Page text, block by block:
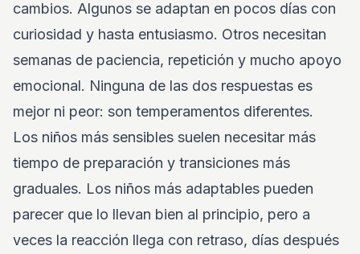
cambios. Algunos se adaptan en pocos días con
curiosidad y hasta entusiasmo. Otros necesitan
semanas de paciencia, repetición y mucho apoyo
emocional. Ninguna de las dos respuestas es
mejor ni peor: son temperamentos diferentes.
Los niños más sensibles suelen necesitar más
tiempo de preparación y transiciones más
graduales. Los niños más adaptables pueden
parecer que lo llevan bien al principio, pero a
veces la reacción llega con retraso, días después